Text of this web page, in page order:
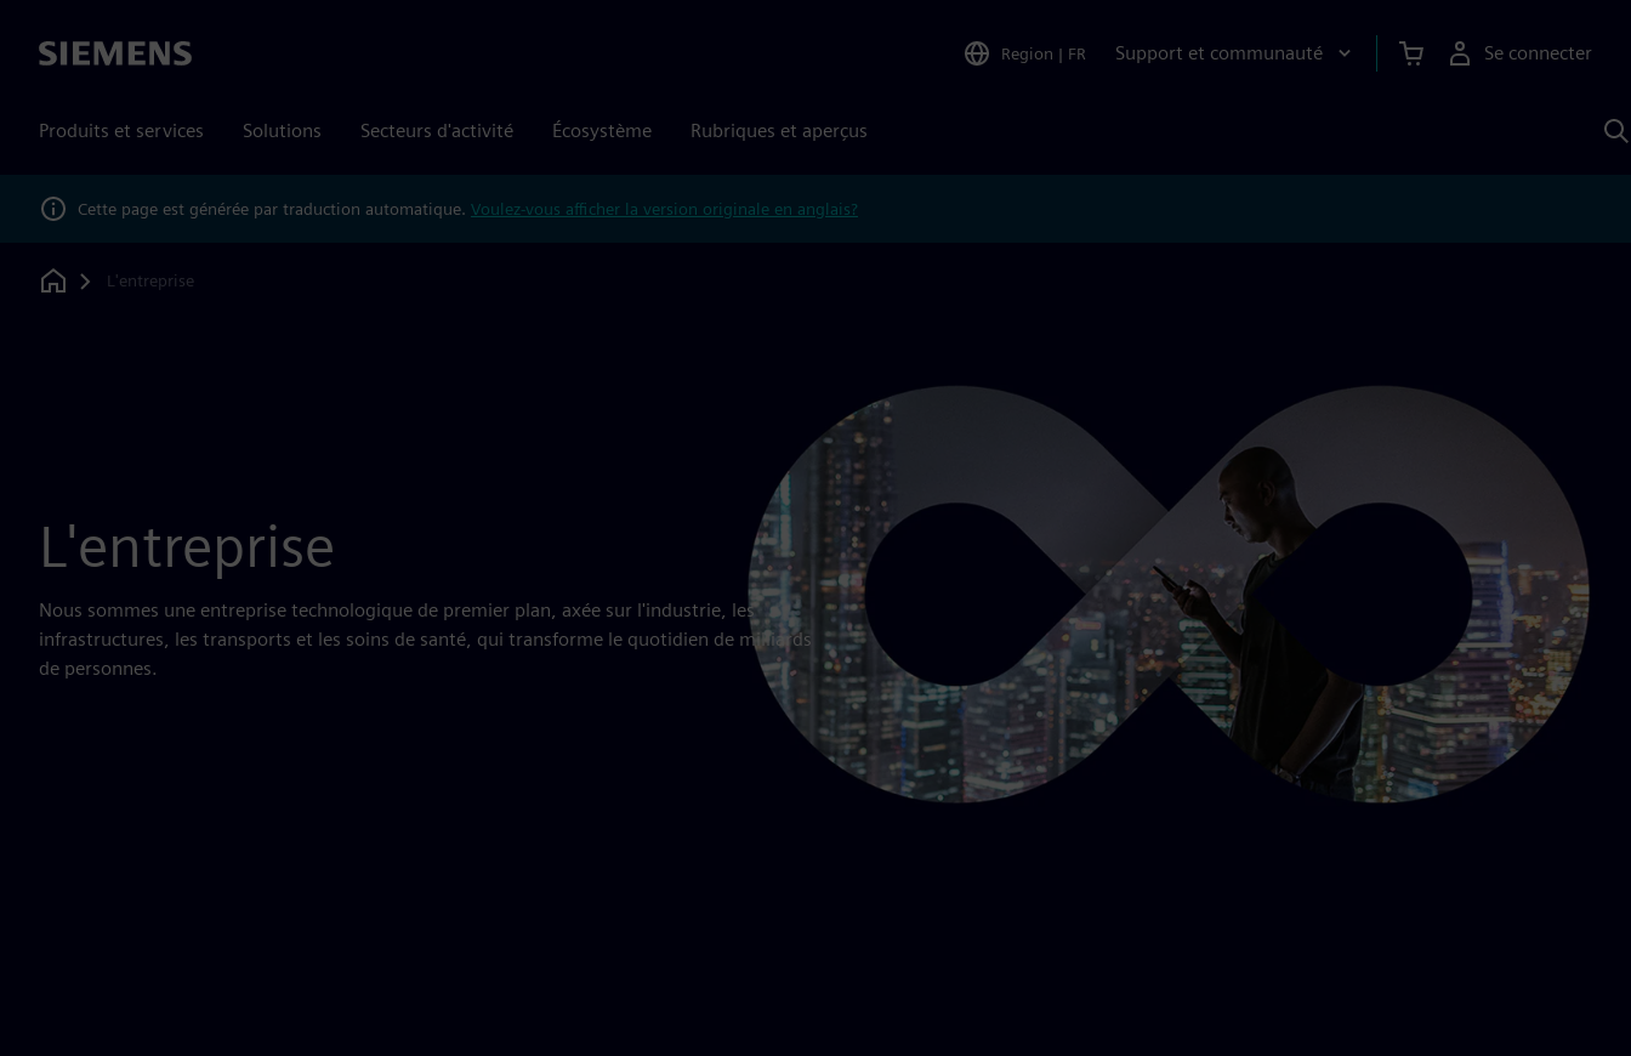
Siemens Region | FR Support et communauté Se connecter
Produits et services Solutions Secteurs d'activité Écosystème Rubriques et aperçus
Cette page est générée par traduction automatique. Voulez-vous afficher la version originale en anglais?
Home
L'entreprise
L'entreprise
Nous sommes une entreprise technologique de premier plan, axée sur l'industrie, les
infrastructures, les transports et les soins de santé, qui transforme le quotidien de milliards
de personnes.